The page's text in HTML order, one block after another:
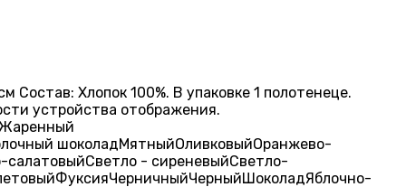
Хлопок 100%. В упаковке 1 полотенеце.
устройства отображения.
шоколадМятныйОливковыйОранжево-
салатовыйСветло - сиреневыйСветло-
ФуксияЧерничныйЧерныйШоколадЯблочно-